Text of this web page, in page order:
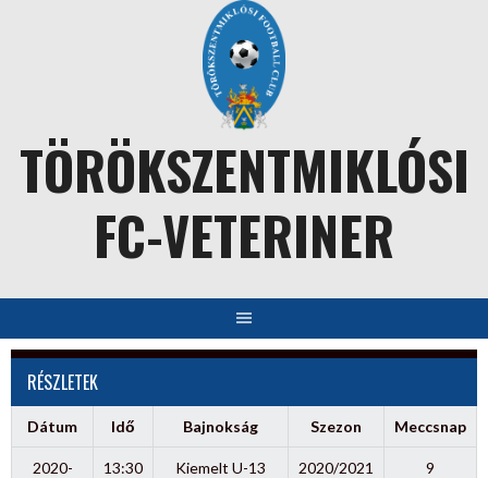
TÖRÖKSZENTMIKLÓSI
FC-VETERINER
RÉSZLETEK
Dátum Idő Bajnokság Szezon Meccsnap
2020-
13:30
Kiemelt U-13
2020/2021 9